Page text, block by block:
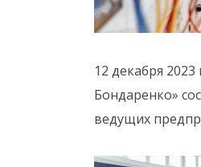
12 декабря
Бондаренко»
ведущих